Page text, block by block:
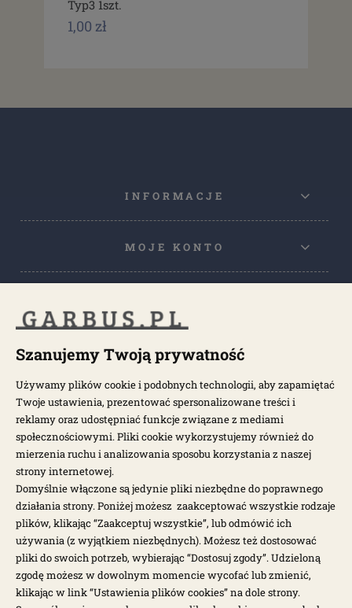
Typ3 1szt.
1,00 zł
INFORMACJE
MOJE KONTO
POPULARNE MODELE
NEWSLETTER
Otrzymuj najnowsze wiadomości i oferty bezpośrednio na swoją
pocztę.
ZAPISZ SIĘ >
Szanujemy Twoją prywatność
Używamy plików cookie i podobnych technologii, aby zapamiętać
Twoje ustawienia, prezentować spersonalizowane treści i
reklamy oraz udostępniać funkcje związane z mediami
społecznościowymi. Pliki cookie wykorzystujemy również do
mierzenia ruchu i analizowania sposobu korzystania z naszej
strony internetowej.
Domyślnie włączone są jedynie pliki niezbędne do poprawnego
działania strony. Poniżej możesz zaakceptować wszystkie rodzaje
plików, klikając “Zaakceptuj wszystkie”, lub odmówić ich
używania (z wyjątkiem niezbędnych). Możesz też dostosować
pliki do swoich potrzeb, wybierając “Dostosuj zgody”. Udzieloną
zgodę możesz w dowolnym momencie wycofać lub zmienić,
klikając w link “Ustawienia plików cookies” na dole strony.